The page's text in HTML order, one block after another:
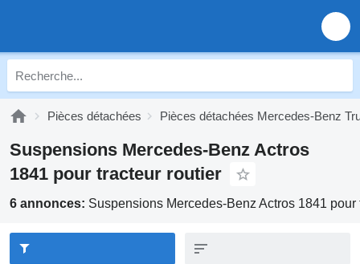
Pièces détachées Pièces détachées Mercedes-Benz
Suspensions Mercedes-Benz Actros
1841 pour tracteur routier
6 annonces: Suspensions Mercedes-Benz Actros 1841 pour